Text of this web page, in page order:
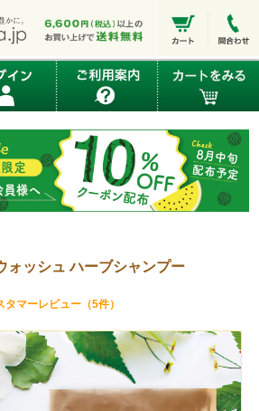
ォッシュ ハーブシャンプー
タマーレビュー（5件）